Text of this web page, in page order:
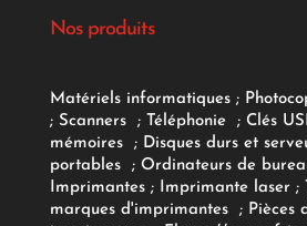
Nos produits
Matériels informatiques;
; Scanners ; Téléphonie ; Clés
mémoires
; Disques durs et
portables
; Ordinateurs de
Imprimantes;Imprimante laser;
marques d'imprimantes
; Pièces